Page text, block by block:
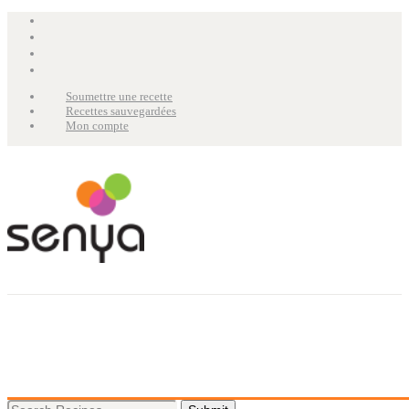
Soumettre une recette
Recettes sauvegardées
Mon compte